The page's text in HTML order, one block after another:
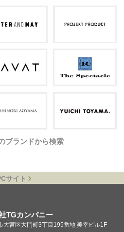
ブランドから検索
サイト
TGカンパニー
大宮区大門町3丁目195番地 美幸ビル1F